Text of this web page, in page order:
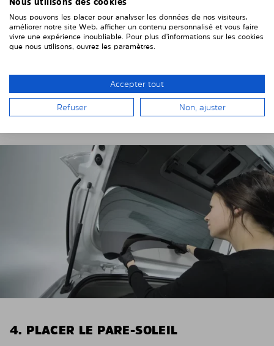
Munissez-vous des gants inclus dans le colis, qui vous
permettront d’éviter les traces de doigts sur le filtre
solaire Solarplexius prédécoupé.
équiper puis retirez lentement le film de protection,
cela afin d’éviterla création d’électricité statique.
4. PLACER LE PARE-SOLEIL
Nous pouvons les placer pour analyser les données de nos visiteurs,
améliorer notre site Web, afficher un contenu personnalisé et vous faire
vivre une expérience inoubliable. Pour plus d'informations sur les cookies
que nous utilisons, ouvrez les paramètres.
Accepter tout
Refuser Non, ajuster